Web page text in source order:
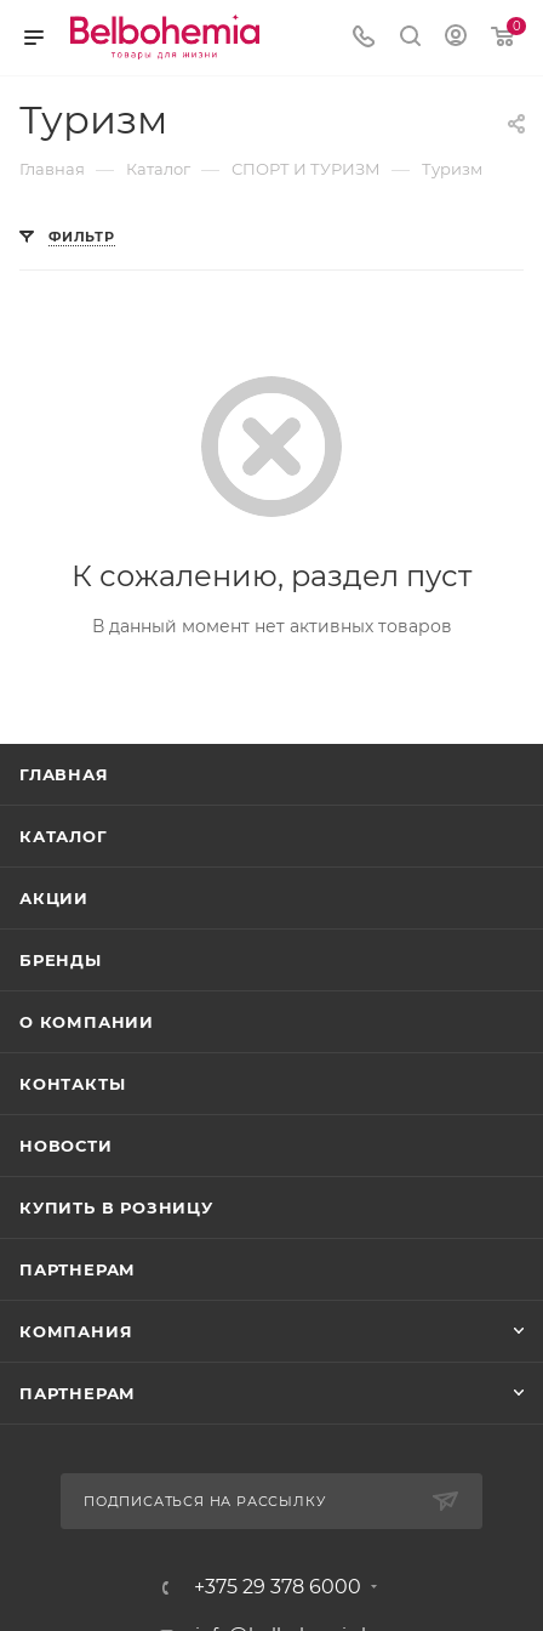
0
Туризм
Главная — Каталог — СПОРТ И ТУРИЗМ — Туризм
ФИЛЬТР
К сожалению, раздел пуст
В данный момент нет активных товаров
ГЛАВНАЯ
КАТАЛОГ
АКЦИИ
БРЕНДЫ
О КОМПАНИИ
КОНТАКТЫ
НОВОСТИ
КУПИТЬ В РОЗНИЦУ
ПАРТНЕРАМ
КОМПАНИЯ
ПАРТНЕРАМ
ПОДПИСАТЬСЯ НА РАССЫЛКУ
+375 29 378 6000